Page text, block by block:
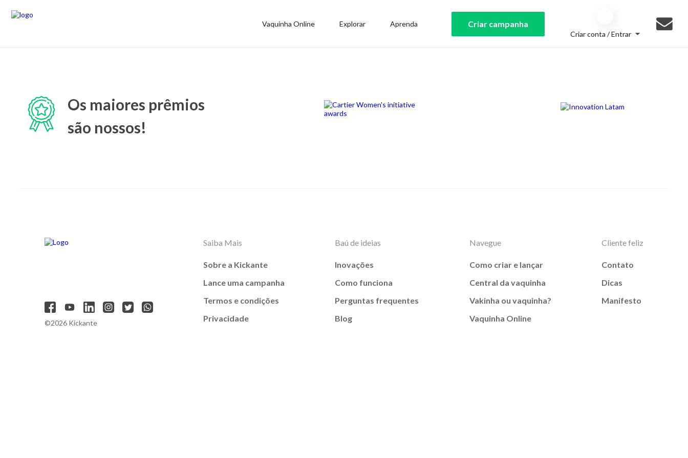
Vaquinha Online Explorar Aprenda Criar campanha
Criar conta / Entrar
Os maiores prêmios
são nossos!
©2026 Kickante
Saiba Mais
Sobre a Kickante
Lance uma campanha
Termos e condições
Privacidade
Baú de ideias
Inovações
Como funciona
Perguntas frequentes
Blog
Navegue
Como criar e lançar
Central da vaquinha
Vakinha ou vaquinha?
Vaquinha Online
Cliente feliz
Contato
Dicas
Manifesto